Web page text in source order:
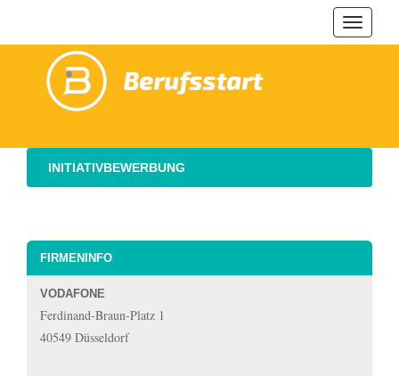
ein-/
INITIATIVBEWERBUNG
FIRMENINFO
VODAFONE
Ferdinand-Braun-Platz 1
40549 Düsseldorf